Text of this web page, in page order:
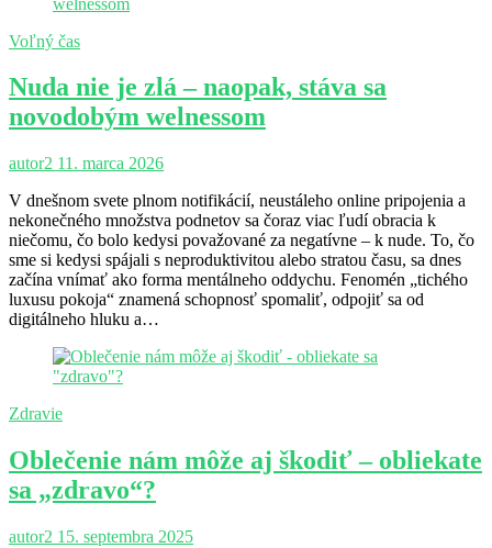
Voľný čas
Nuda nie je zlá – naopak, stáva sa
novodobým welnessom
autor2 11. marca 2026
V dnešnom svete plnom notifikácií, neustáleho online pripojenia a
nekonečného množstva podnetov sa čoraz viac ľudí obracia k
niečomu, čo bolo kedysi považované za negatívne – k nude. To, čo
sme si kedysi spájali s neproduktivitou alebo stratou času, sa dnes
začína vnímať ako forma mentálneho oddychu. Fenomén „tichého
luxusu pokoja“ znamená schopnosť spomaliť, odpojiť sa od
digitálneho hluku a…
Zdravie
Oblečenie nám môže aj škodiť – obliekate
sa „zdravo“?
autor2 15. septembra 2025